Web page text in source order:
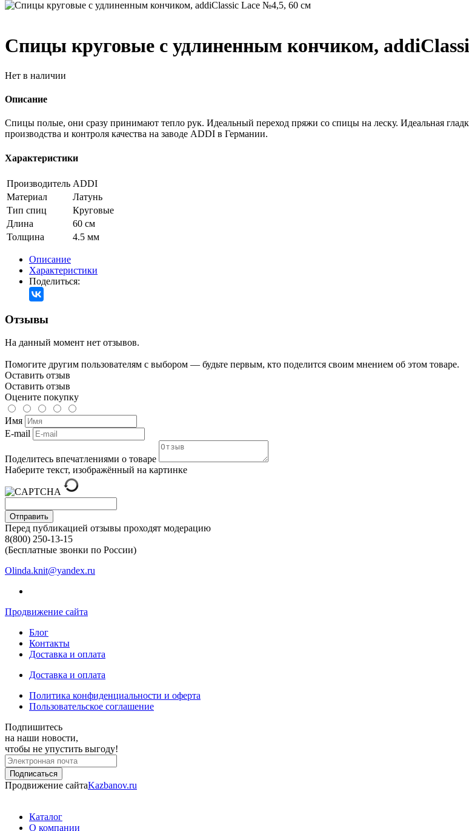
Спицы круговые с удлиненным кончиком,
Нет в наличии
Описание
Спицы полые, они сразу принимают тепло рук. Идеальный переход пряжи со спицы на леску. Идеальная
производства и контроля качества на заводе ADDI в Германии.
Характеристики
Производитель ADDI
Материал
Латунь
Тип спиц
Круговые
Длина
60 см
Толщина
4.5 мм
Описание
Характеристики
Поделиться:
Отзывы
На данный момент нет отзывов.
Помогите другим пользователям с выбором — будьте первым, кто поделится своим мнением об этом товаре.
Оставить отзыв
Оставить отзыв
Оцените покупку
Имя
E-mail
Поделитесь впечатлениями о товаре
Наберите текст, изображённый на картинке
Отправить
Перед публикацией отзывы проходят модерацию
8(800) 250-13-15
(Бесплатные звонки по России)
Olinda.knit@yandex.ru
Продвижение сайта
Блог
Контакты
Доставка и оплата
Доставка и оплата
Политика конфиденциальности и оферта
Пользовательское соглашение
Подпишитесь
на наши новости,
чтобы не упустить выгоду!
Продвижение сайтаKazbanov.ru
Каталог
О компании